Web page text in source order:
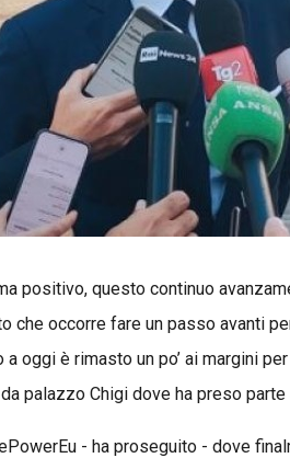
positivo, questo continuo
che occorre fare un passo avanti
oggi è rimasto un po’ ai margini
palazzo Chigi dove ha preso
- ha proseguito - dove